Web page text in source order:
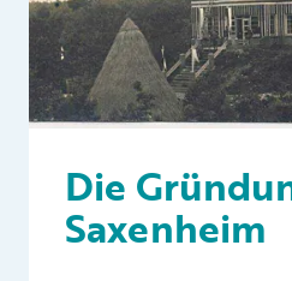
Die
Saxenheim